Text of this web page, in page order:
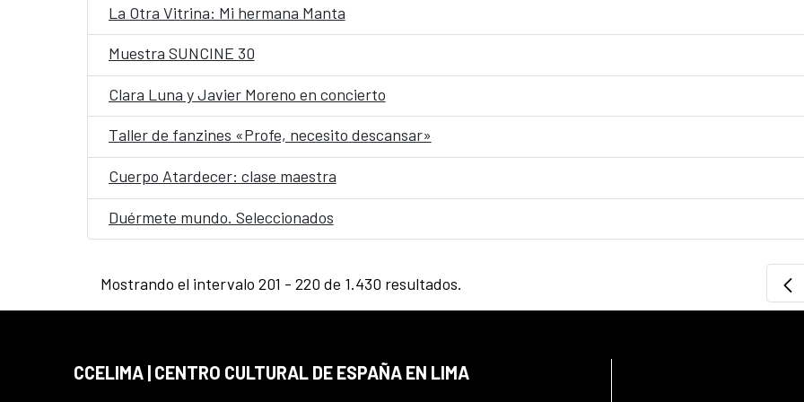
La Otra Vitrina: Mi hermana Manta
Muestra SUNCINE 30
Clara Luna y Javier Moreno en concierto
Taller de fanzines «Profe, necesito descansar»
Cuerpo Atardecer: clase maestra
Duérmete mundo. Seleccionados
Mostrando el intervalo 201 - 220 de 1.430 resultados.
CCELIMA | CENTRO CULTURAL DE ESPAÑA EN LIMA